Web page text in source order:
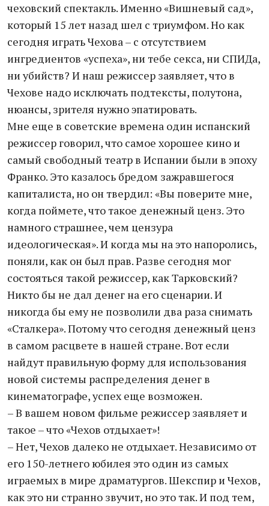
чеховский спектакль. Именно «Вишневый сад»,
который 15 лет назад шел с триумфом. Но как
сегодня играть Чехова – с отсутствием
ингредиентов «успеха», ни тебе секса, ни СПИДа,
ни убийств? И наш режиссер заявляет, что в
Чехове надо исключать подтексты, полутона,
нюансы, зрителя нужно эпатировать.
Мне еще в советские времена один испанский
режиссер говорил, что самое хорошее кино и
самый свободный театр в Испании были в эпоху
Франко. Это казалось бредом зажравшегося
капиталиста, но он твердил: «Вы поверите мне,
когда поймете, что такое денежный ценз. Это
намного страшнее, чем цензура
идеологическая». И когда мы на это напоролись,
поняли, как он был прав. Разве сегодня мог
состояться такой режиссер, как Тарковский?
Никто бы не дал денег на его сценарии. И
никогда бы ему не позволили два раза снимать
«Сталкера». Потому что сегодня денежный ценз
в самом расцвете в нашей стране. Вот если
найдут правильную форму для использования
новой системы распределения денег в
кинематографе, успех еще возможен.
– В вашем новом фильме режиссер заявляет и
такое – что «Чехов отдыхает»!
– Нет, Чехов далеко не отдыхает. Независимо от
его 150-летнего юбилея это один из самых
играемых в мире драматургов. Шекспир и Чехов,
как это ни странно звучит, но это так. И под тем,